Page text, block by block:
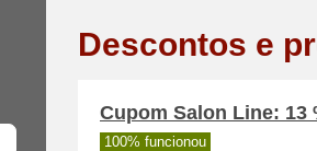
Descontos e
Cupom Salon Line: 13
100% funcionou